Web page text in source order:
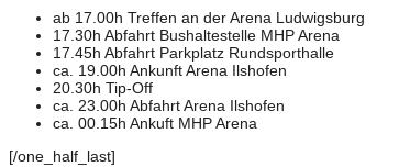
ab 17.00h Treffen an der Arena Ludwigsburg
17.30h Abfahrt Bushaltestelle MHP Arena
17.45h Abfahrt Parkplatz Rundsporthalle
ca. 19.00h Ankunft Arena Ilshofen
20.30h Tip-Off
ca. 23.00h Abfahrt Arena Ilshofen
ca. 00.15h Ankuft MHP Arena
[/one_half_last]